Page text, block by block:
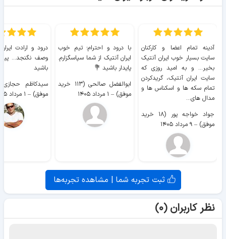
آدینه تمام اعضا و کارکنان
سایت بسیار خوب ايران آنتیک
بخیر... و به امید روزی که
سایت ايران آنتیک، گریدکردن
تمام سکه ها و اسکناس ها و
مدال های...
جواد خواجه پور (۱۸ خرید
موفق) – ۹ مرداد ۱۴۰۵
با درود و احترام؛ تیم خوب
ایران آنتیک از شما سپاسگزارم.
پایدار باشید 💐
ابوالفضل صالحی (۱۱۳ خرید
موفق) – ۱ مرداد ۱۴۰۵
درود و ارادت
وصف نگنجد...
باشید
موفق) – ۱ مرداد ۱۴۰۵
ثبت تجربه شما | مشاهده تجربه‌ها
نظر کاربران (۰)